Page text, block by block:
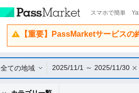
スマホで簡単
【重要】PassMarketサービスの
全ての地域 2025/11/1 ～ 2025/11/30